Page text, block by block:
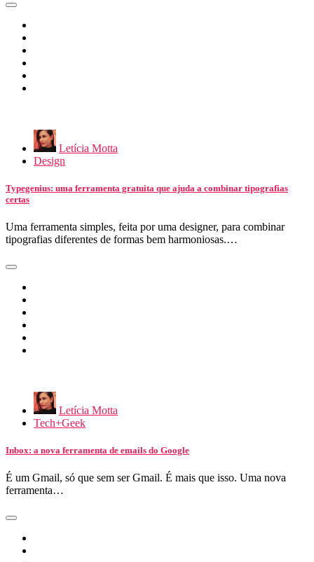
Letícia Motta
Design
Typegenius: uma ferramenta gratuita que ajuda a combinar tipografias
certas
Uma ferramenta simples, feita por uma designer, para combinar
tipografias diferentes de formas bem harmoniosas.…
Letícia Motta
Tech+Geek
Inbox: a nova ferramenta de emails do Google
É um Gmail, só que sem ser Gmail. É mais que isso. Uma nova
ferramenta…